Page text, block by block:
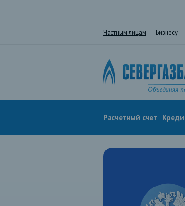
Частным лицам Бизнесу
Расчетный счет